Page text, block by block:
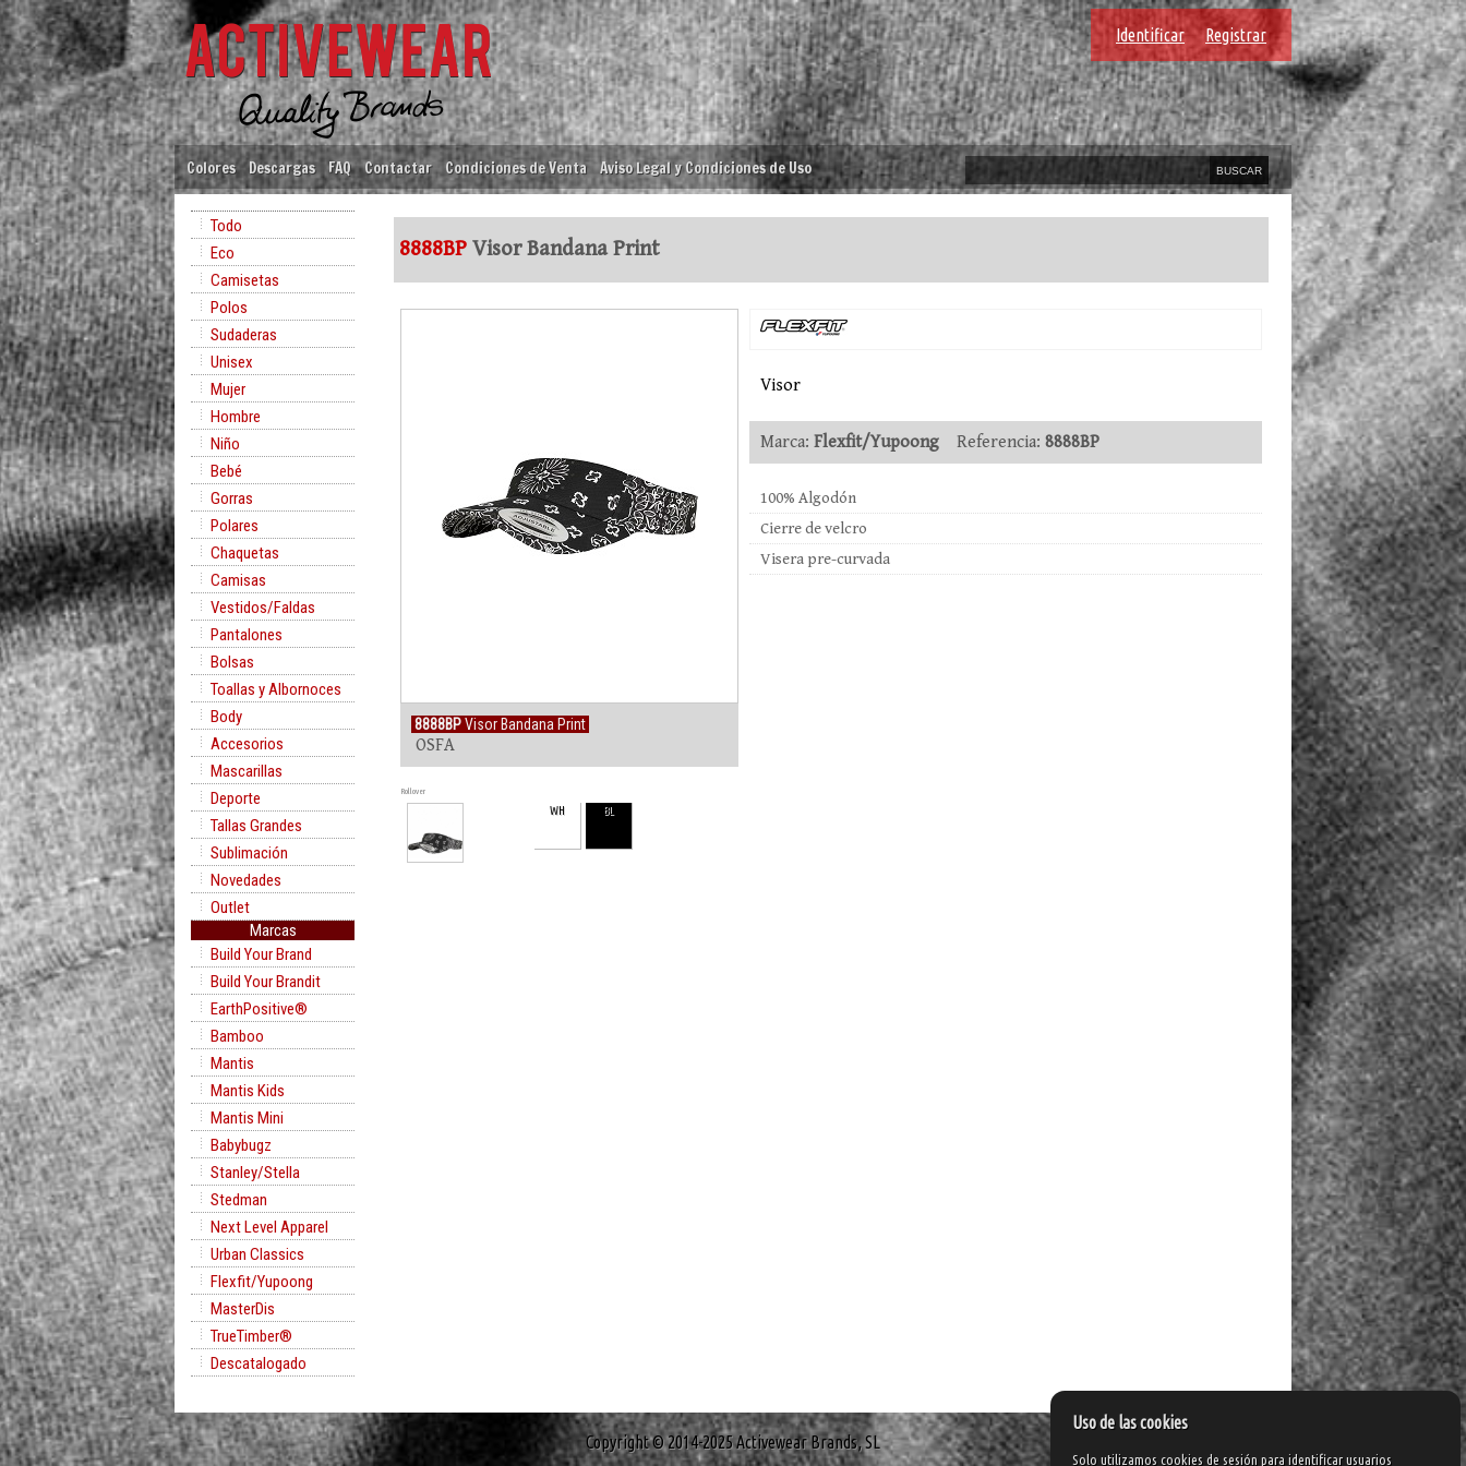
Identificar Registrar
Colores Descargas FAQ Contactar Condiciones de Venta Aviso Legal y Condiciones de Uso
Todo
Eco
Camisetas
Polos
Sudaderas
Unisex
Mujer
Hombre
Niño
Bebé
Gorras
Polares
Chaquetas
Camisas
Vestidos/Faldas
Pantalones
Bolsas
Toallas y Albornoces
Body
Accesorios
Mascarillas
Deporte
Tallas Grandes
Sublimación
Novedades
Outlet
Marcas
Build Your Brand
Build Your Brandit
EarthPositive®
Bamboo
Mantis
Mantis Kids
Mantis Mini
Babybugz
Stanley/Stella
Stedman
Next Level Apparel
Urban Classics
Flexfit/Yupoong
MasterDis
TrueTimber®
Descatalogado
8888BP Visor Bandana Print
8888BPVisor Bandana Print
OSFA
Rollover
WH BL
Visor
Marca: Flexfit/Yupoong Referencia: 8888BP
100% Algodón
Cierre de velcro
Visera pre-curvada
Copyright © 2014-2025 Activewear Brands, SL
Uso de las cookies
Solo utilizamos cookies de sesión para identificar usuarios